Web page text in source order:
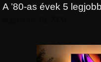
A ’80-as évek 5